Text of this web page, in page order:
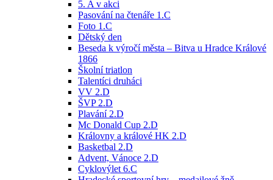
5. A v akci
Pasování na čtenáře 1.C
Foto 1.C
Dětský den
Beseda k výročí města – Bitva u Hradce Králové
1866
Školní triatlon
Talentíci druháci
VV 2.D
ŠVP 2.D
Plavání 2.D
Mc Donald Cup 2.D
Královny a králové HK 2.D
Basketbal 2.D
Advent, Vánoce 2.D
Cyklovýlet 6.C